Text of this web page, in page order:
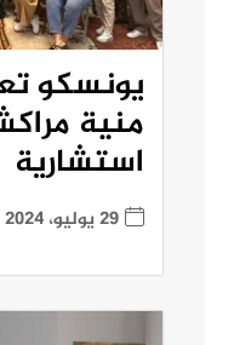
يونسكو
منية
استشارية
29 يوليو، 2024